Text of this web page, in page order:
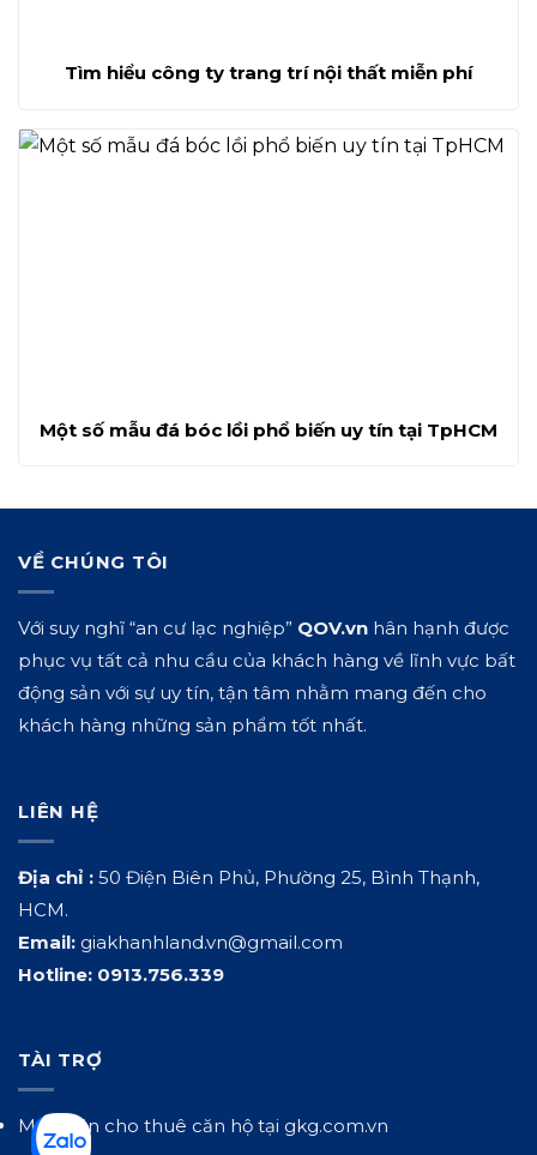
Tìm hiểu công ty trang trí nội thất miễn phí
Một số mẫu đá bóc lồi phổ biến uy tín tại TpHCM
VỀ CHÚNG TÔI
Với suy nghĩ “an cư lạc nghiệp” QOV.vn hân hạnh được
phục vụ tất cả nhu cầu của khách hàng về lĩnh vực bất
động sản với sự uy tín, tận tâm nhằm mang đến cho
khách hàng những sản phẩm tốt nhất.
LIÊN HỆ
Địa chỉ : 50 Điện Biên Phủ, Phường 25, Bình Thạnh,
HCM.
Email: giakhanhland.vn@gmail.com
Hotline: 0913.756.339
TÀI TRỢ
Mua bán cho thuê căn hộ tại gkg.com.vn